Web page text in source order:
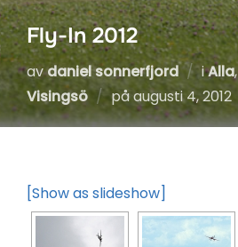
Fly-In 2012
avdaniel sonnerfjord iAlla,
Visingsö
påPublicerat
den
augusti 4, 2012
[Show as slideshow]